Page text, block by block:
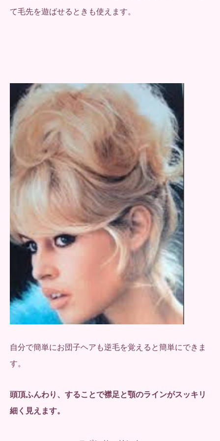
て毛先を遊ばせるときも使えます。
自分で簡単にお団子ヘアも逆毛を覚えると簡単にできま
す。
頭頂ふんわり、することで襟足と顎のラインがスッキリ
細く見えます。